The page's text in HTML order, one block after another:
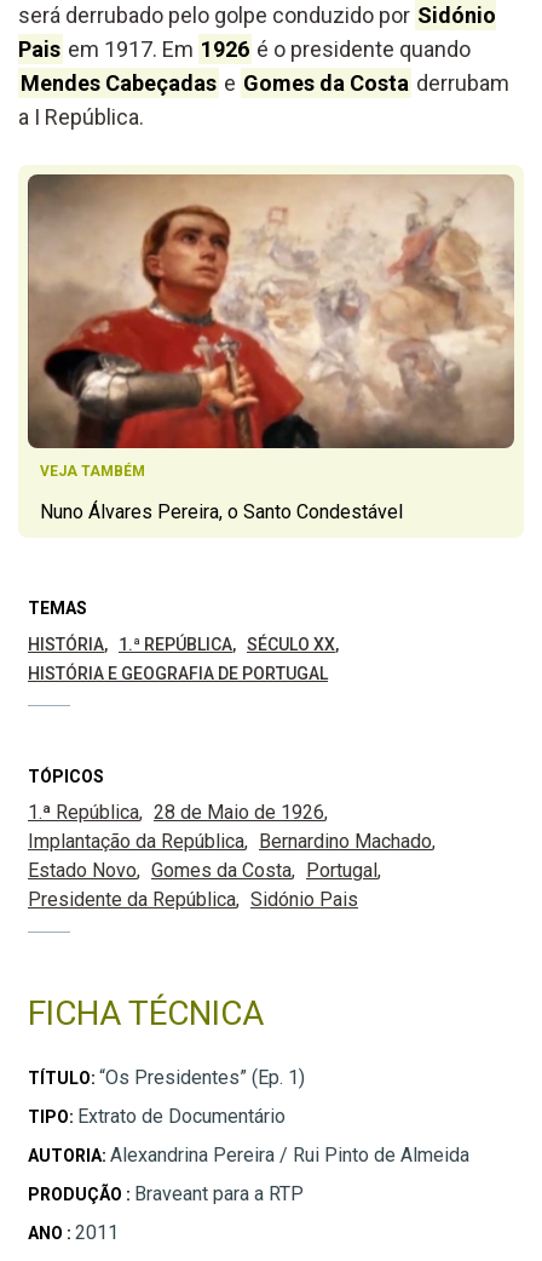
será derrubado pelo golpe conduzido por Sidónio
Pais em 1917. Em 1926 é o presidente quando
Mendes Cabeçadas e Gomes da Costa derrubam
a I República.
VEJA TAMBÉM
Nuno Álvares Pereira, o Santo Condestável
TEMAS
HISTÓRIA
1.ª REPÚBLICA
SÉCULO XX
HISTÓRIA E GEOGRAFIA DE PORTUGAL
TÓPICOS
1.ª República
28 de Maio de 1926
Implantação da República
Bernardino Machado
Estado Novo
Gomes da Costa
Portugal
Presidente da República
Sidónio Pais
FICHA TÉCNICA
TÍTULO: “Os Presidentes” (Ep. 1)
TIPO: Extrato de Documentário
AUTORIA: Alexandrina Pereira / Rui Pinto de Almeida
PRODUÇÃO : Braveant para a RTP
ANO : 2011